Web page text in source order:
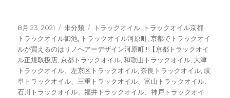
投
稿
日:
8月 23, 2021
カ
テ
ゴ
リ
未分類
タ
グ
トラックオイル トラックオイル京都
トラックオイル御池
トラックオイル河原町 ,京都でトラックオイ
ルが買えるのはリノヘアーデザイン河原町!!!【京都トラックオイ
ル正規取扱店 ,京都トラックオイル ,和歌山トラックオイル 大津
トラックオイル、左京区トラックオイル ,奈良トラックオイル ,岐
阜トラックオイル、三重トラックオイル、富山トラックオイル、
石川トラックオイル、福井トラックオイル、神戸トラックオイ